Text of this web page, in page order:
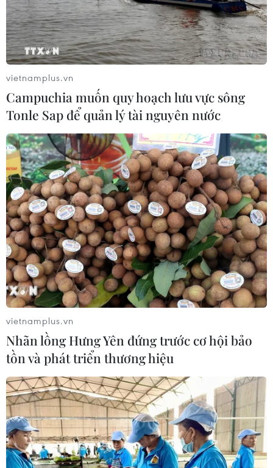
Các nước châu Mỹ ghi nhận nhiều ca
nhiễm COVID-19 mới
10/04/2020 03:56
Tình hình đại dịch COVID-19 tại khu vực châu Mỹ đang
diễn biến ngày càng phức tạp khi các quốc gia ghi
nhận thêm nhiều ca nhiễm và điểm dịch mới.
vietnamplus.vn
Campuchia muốn quy hoạch lưu vực sông
Tonle Sap để quản lý tài nguyên nước
vietnamplus.vn
Nhãn lồng Hưng Yên đứng trước cơ hội bảo
tồn và phát triển thương hiệu